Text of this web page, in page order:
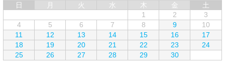
日
月 火 水 木 金
土
1
2
3
4
5 6 7 8 9
10
11
12 13 14 15 16
17
18
19 20 21 22 23
24
25
26 27 28 29 30